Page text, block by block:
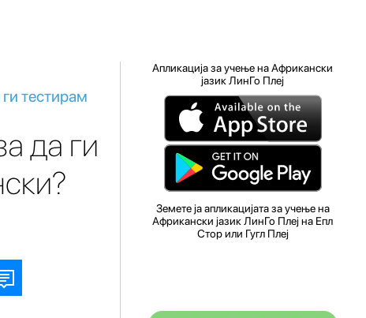
тестирам
да ги
Апликација за учење на Африкански
јазик ЛинГо Плеј
Земете ја апликацијата за учење на
Африкански јазик ЛинГо Плеј на Епл
Стор или Гугл Плеј